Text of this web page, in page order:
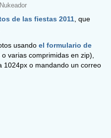
de las fiestas 2011 , que
usando el formulario de
varias comprimidas en zip),
1024px o mandando un correo